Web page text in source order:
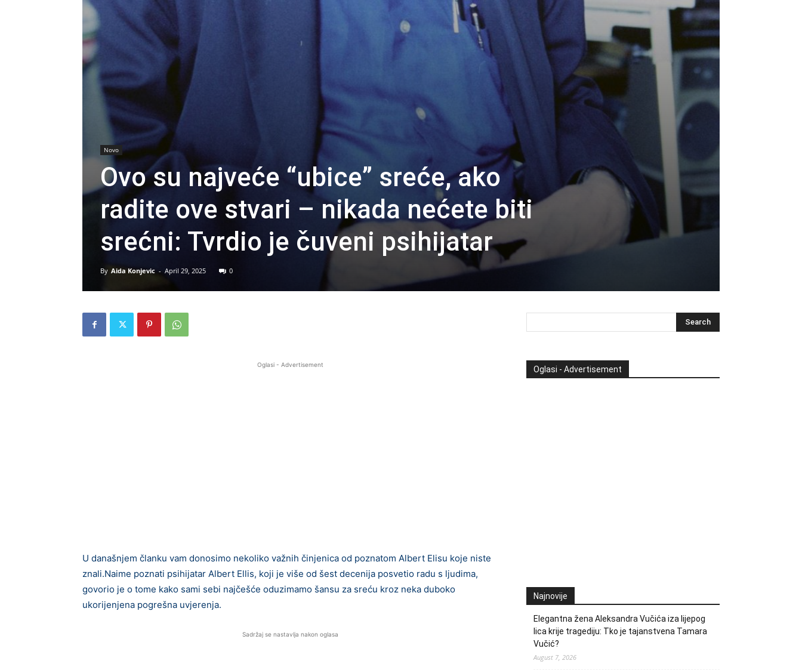
Novo
Ovo su najveće “ubice” sreće, ako
radite ove stvari – nikada nećete biti
srećni: Tvrdio je čuveni psihijatar
By Aida Konjevic - April 29, 2025 0
Oglasi - Advertisement
U današnjem članku vam donosimo nekoliko važnih činjenica od poznatom Albert Elisu koje niste
znali.Naime poznati psihijatar Albert Ellis, koji je više od šest decenija posvetio radu s ljudima,
govorio je o tome kako sami sebi najčešće oduzimamo šansu za sreću kroz neka duboko
ukorijenjena pogrešna uvjerenja.
Sadržaj se nastavlja nakon oglasa
Oglasi - Advertisement
Najnovije
Elegantna žena Aleksandra Vučića iza lijepog
lica krije tragediju: Tko je tajanstvena Tamara
Vučić?
August 7, 2026